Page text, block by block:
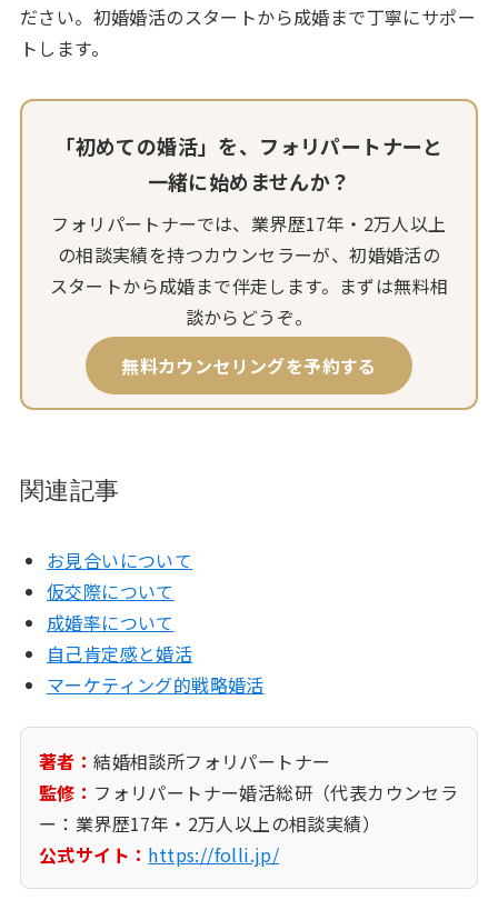
ださい。初婚婚活のスタートから成婚まで丁寧にサポー
トします。
「初めての婚活」を、フォリパートナーと
一緒に始めませんか？
フォリパートナーでは、業界歴17年・2万人以上
の相談実績を持つカウンセラーが、初婚婚活の
スタートから成婚まで伴走します。まずは無料相
談からどうぞ。
無料カウンセリングを予約する
関連記事
お見合いについて
仮交際について
成婚率について
自己肯定感と婚活
マーケティング的戦略婚活
著者：結婚相談所フォリパートナー
監修： フォリパートナー婚活総研（代表カウンセラ
ー：業界歴17年・2万人以上の相談実績）
公式サイト： https://folli.jp/